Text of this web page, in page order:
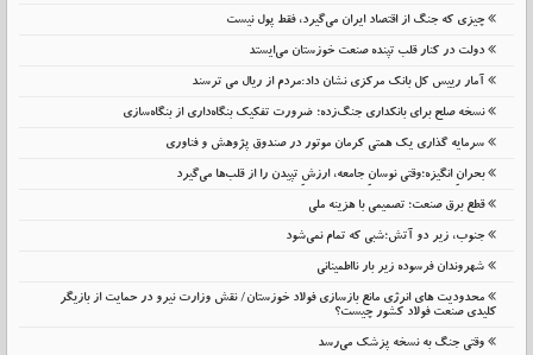
چیزی که جنگ از اقتصاد ایران می‌گیرد، فقط پول نیست
دولت در کنار قلب تپنده صنعت خوزستان می‌ایستد
آمار رییس کل بانک مرکزی نشان داد:مردم از ریال می ترسند
نسخه صلح برای بانکداری جنگ‌زده؛ ضرورت تفکیک بنگاه‌داری از بنگاه‌سازی
سرمایه گذاری یک همتی کرمان موتور در صندوق پژوهش و فناوری
بحرانِ انگیزه؛وقتی نوسانِ جامعه، ارزشِ تپیدن را از قلب‌ها می‌گیرد
قطع برق صنعت؛ تصمیمی با هزینه ملی
جنوب، زیر دو آتش؛شبی که تمام نمی‌شود
شهروندان فرسوده زیر بار نااطمینانی
محدودیت های انرژی مانع بازسازی فولاد خوزستان/ نقش وزارت نیرو در حمایت از بازیگر
کلیدی صنعت فولاد کشور چیست؟
وقتی جنگ به نسخه پزشک می‌رسد